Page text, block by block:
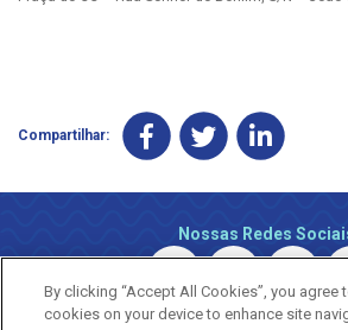
Compartilhar:
Nossas Redes
By clicking “Accept All Cookies”, you agree
cookies on your device to enhance site